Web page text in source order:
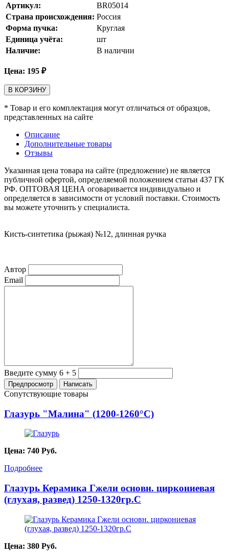
Артикул:
BR05014
Страна происхождения: Россия
Форма пучка:
Круглая
Единица учёта:
шт
Наличие:
В наличии
Цена: 195 ₽
В КОРЗИНУ
* Товар и его комплектация могут отличаться от образцов,
представленных на сайте
Описание
Дополнительные товары
Отзывы
Указанная цена товара на сайте (предложение) не является
публичной офертой, определяемой положением статьи 437 ГК
РФ. ОПТОВАЯ ЦЕНА оговаривается индивидуально и
определяется в зависимости от условий поставки. Стоимость
вы можете уточнить у специалиста.
Кисть-синтетика (рыжая) №12, длинная ручка
Автор
Email
Введите сумму 6 + 5
Сопутствующие товары
Глазурь "Малина" (1200-1260°С)
Цена: 740 Руб.
Подробнее
Глазурь Керамика Гжели основн. циркониевая
(глухая, развед) 1250-1320гр.С
Цена: 380 Руб.